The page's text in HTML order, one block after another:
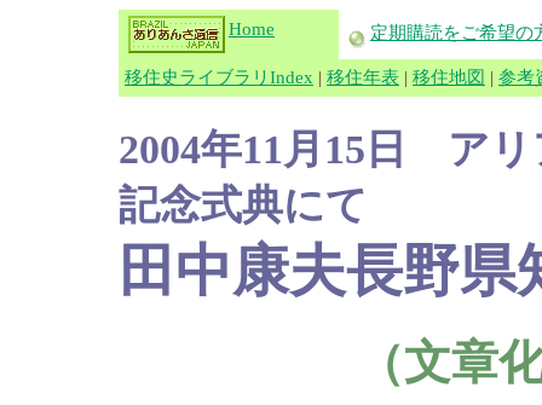
Home 定期購読をご希望の
移住史ライブラリIndex | 移住年表 | 移住地図 | 参考
2004年11月15日 ア
記念式典にて
田中康夫長野県
（文章